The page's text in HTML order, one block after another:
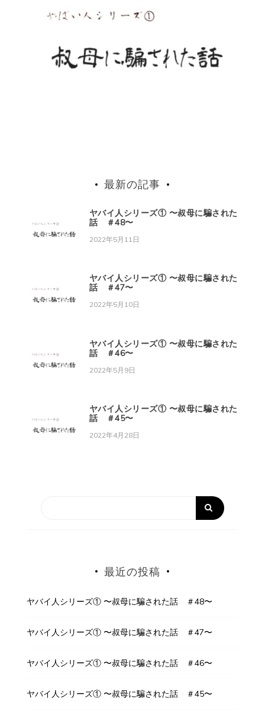
最新の記事
ヤバイ人シリーズ① 〜叔母に騙された
話 ＃48〜
2022年5月11日
ヤバイ人シリーズ① 〜叔母に騙された
話 ＃47〜
2022年5月10日
ヤバイ人シリーズ① 〜叔母に騙された
話 ＃46〜
2022年5月9日
ヤバイ人シリーズ① 〜叔母に騙された
話 ＃45〜
2022年4月28日
最近の投稿
ヤバイ人シリーズ① 〜叔母に騙された話 ＃48〜
ヤバイ人シリーズ① 〜叔母に騙された話 ＃47〜
ヤバイ人シリーズ① 〜叔母に騙された話 ＃46〜
ヤバイ人シリーズ① 〜叔母に騙された話 ＃45〜